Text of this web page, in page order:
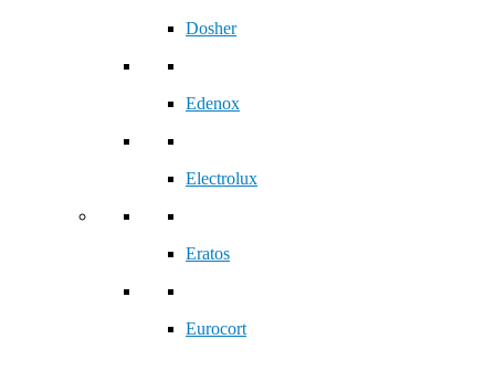
Dosher
Edenox
Electrolux
Eratos
Eurocort